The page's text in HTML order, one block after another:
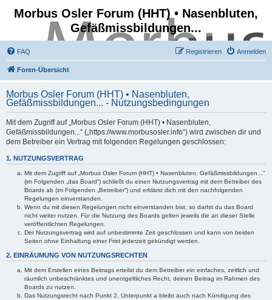
Morbus Osler Forum (HHT) • Nasenbluten,
Gefäßmissbildungen...
FAQ Anmelden
Registrieren
Foren-Übersicht
Morbus Osler Forum (HHT) • Nasenbluten,
Gefäßmissbildungen... - Nutzungsbedingungen
Mit dem Zugriff auf „Morbus Osler Forum (HHT) • Nasenbluten,
Gefäßmissbildungen...“ („https://www.morbusosler.info“) wird zwischen dir und
dem Betreiber ein Vertrag mit folgenden Regelungen geschlossen:
1. NUTZUNGSVERTRAG
Mit dem Zugriff auf „Morbus Osler Forum (HHT) • Nasenbluten, Gefäßmissbildungen...“
(im Folgenden „das Board“) schließt du einen Nutzungsvertrag mit dem Betreiber des
Boards ab (im Folgenden „Betreiber“) und erklärst dich mit den nachfolgenden
Regelungen einverstanden.
Wenn du mit diesen Regelungen nicht einverstanden bist, so darfst du das Board
nicht weiter nutzen. Für die Nutzung des Boards gelten jeweils die an dieser Stelle
veröffentlichten Regelungen.
Der Nutzungsvertrag wird auf unbestimmte Zeit geschlossen und kann von beiden
Seiten ohne Einhaltung einer Frist jederzeit gekündigt werden.
2. EINRÄUMUNG VON NUTZUNGSRECHTEN
Mit dem Erstellen eines Beitrags erteilst du dem Betreiber ein einfaches, zeitlich und
räumlich unbeschränktes und unentgeltliches Recht, deinen Beitrag im Rahmen des
Boards zu nutzen.
Das Nutzungsrecht nach Punkt 2, Unterpunkt a bleibt auch nach Kündigung des